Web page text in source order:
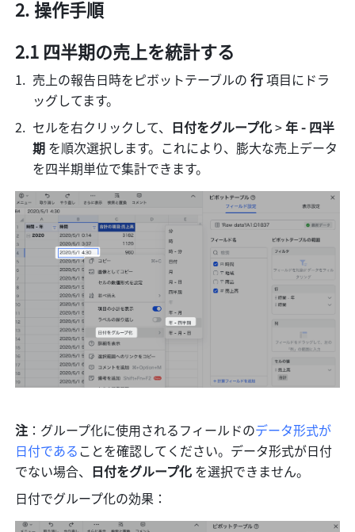
操作手順
2.1 四半期の売上を統計する
売上の報告日時をピボットテーブルの 行 項目にドラ
ッグしてます。
セルを右クリックして、 日付をグループ化 > 年 - 四半
期 を順次選択します。これにより、膨大な売上データ
を四半期単位で集計できます。
注 ：グループ化に使用されるフィールドのデータ形式が
日付であることを確認してください。データ形式が日付
でない場合、 日付をグループ化 を選択できません。
日付でグループ化の効果：